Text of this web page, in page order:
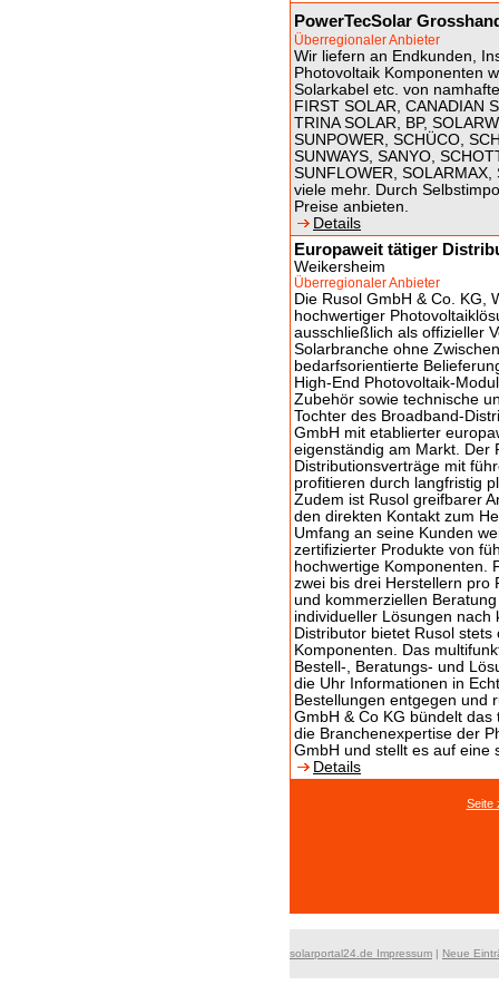
PowerTecSolar
Überregionaler Anbieter
Wir liefern an Endkunden,
Photovoltaik Komponenten
Solarkabel etc. von
FIRST SOLAR, CANADIAN
TRINA SOLAR, BP,
SUNPOWER, SCHÜCO,
SUNWAYS, SANYO,
SUNFLOWER,
viele mehr. Durch
Preise anbieten.
Details
Europaweit tätiger
Weikersheim
Überregionaler Anbieter
Die Rusol GmbH & Co. KG,
hochwertiger
ausschließlich als offizieller
Solarbranche ohne
bedarfsorientierte
High-End Photovoltaik-
Zubehör sowie technische
Tochter des Broadband-
GmbH mit etablierter
eigenständig am Markt. Der
Distributionsverträge mit
profitieren durch langfristig
Zudem ist Rusol greifbarer
den direkten Kontakt zum
Umfang an seine Kunden
zertifizierter Produkte von
hochwertige Komponenten.
zwei bis drei Herstellern pro
und kommerziellen
individueller Lösungen nach
Distributor bietet Rusol
Komponenten. Das
Bestell-, Beratungs- und
die Uhr Informationen in
Bestellungen entgegen und
GmbH & Co KG bündelt
die Branchenexpertise der
GmbH und stellt es auf eine
Details
Seite
solarportal24.de Impressum | Neue